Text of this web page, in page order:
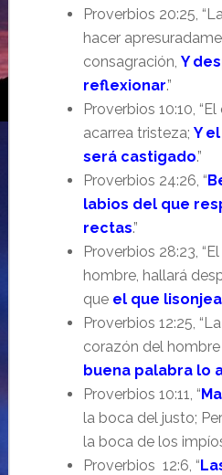
Proverbios 20:25,
hacer
consagración, Y
reflexionar.”
Proverbios 10:10,
acarrea tristeza; Y
será castigado.”
Proverbios 24:26, “
labios del que
rectas.”
Proverbios 28:23,
hombre, hallará
que el que
Proverbios 12:25,
corazón del
buena palabra lo
Proverbios 10:11, “
la boca del justo;
la boca de los
Proverbios 12:6, “